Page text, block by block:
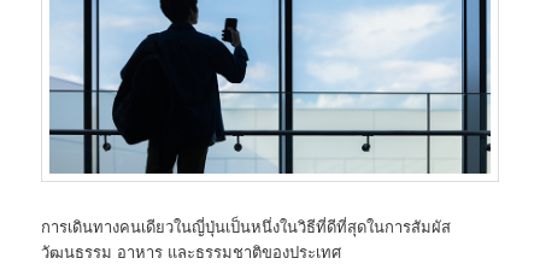
การเดินทางคนเดียวในญี่ปุ่นเป็นหนึ่งในวิธีที่ดีที่สุดในการสัมผัส
วัฒนธรรม อาหาร และธรรมชาติของประเทศ